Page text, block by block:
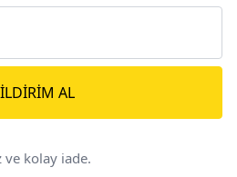
AL
ve kolay iade.